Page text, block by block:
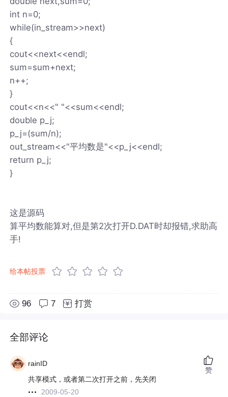
int n=0;
while(in_stream>>next)
{
cout<<next<<endl;
sum=sum+next;
n++;
}
cout<<n<<" "<<sum<<endl;
double p_j;
p_j=(sum/n);
out_stream<<"平均数是"<<p_j<<endl;
return p_j;
}
这是源码
算平均数能算对,但是第2次打开D.DAT时却报错,求助高
手!
给本帖投票
96 7 打赏
全部评论
rainID
共享模式，或者第二次打开之前，先关闭
2009-05-20
赞